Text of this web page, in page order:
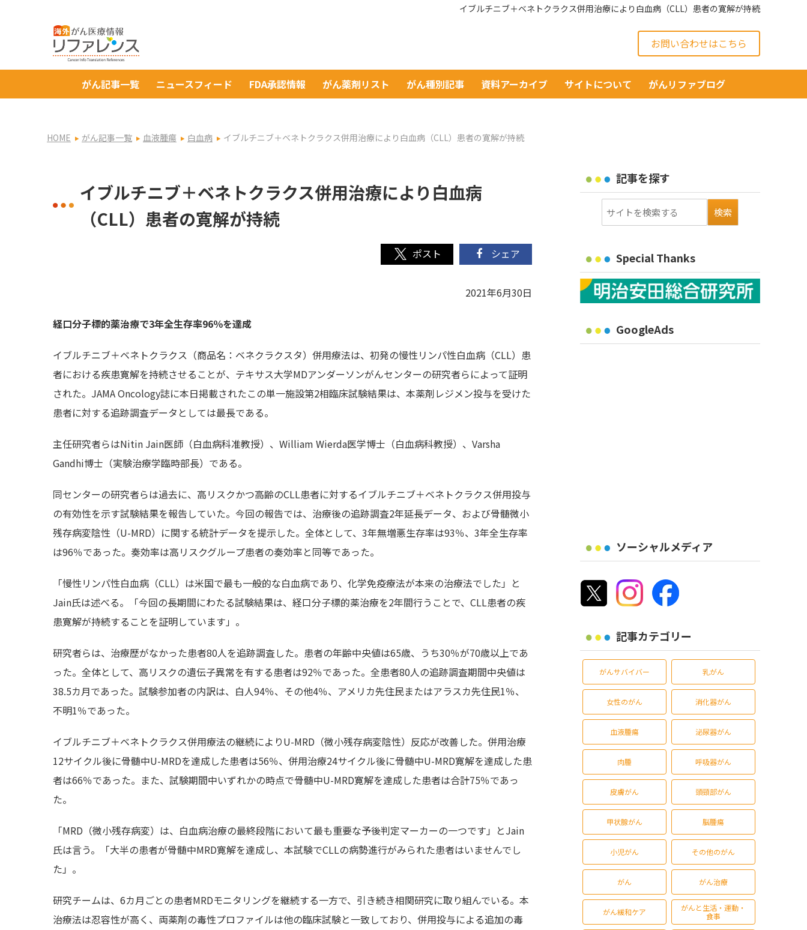
イブルチニブ＋ベネトクラクス併用治療により白血病（CLL）患者の寛解が持続
お問い合わせはこちら
がん記事一覧 ニュースフィード FDA承認情報 がん薬剤リスト がん種別記事 資料アーカイブ サイトについて がんリファブログ
HOME がん記事一覧 血液腫瘍 白血病 イブルチニブ＋ベネトクラクス併用治療により白血病（CLL）患者の寛解が持続
イブルチニブ＋ベネトクラクス併用治療により白血病
（CLL）患者の寛解が持続
シェア
2021年6月30日
経口分子標的薬治療で3年全生存率96％を達成
イブルチニブ＋ベネトクラクス（商品名：ベネクラクスタ）併用療法は、初発の慢性リンパ性白血病（CLL）患
者における疾患寛解を持続させることが、テキサス大学MDアンダーソンがんセンターの研究者らによって証明
された。JAMA Oncology誌に本日掲載されたこの単一施設第2相臨床試験結果は、本薬剤レジメン投与を受けた
患者に対する追跡調査データとしては最長である。
主任研究者らはNitin Jain医師（白血病科准教授）、William Wierda医学博士（白血病科教授）、Varsha
Gandhi博士（実験治療学臨時部長）である。
同センターの研究者らは過去に、高リスクかつ高齢のCLL患者に対するイブルチニブ＋ベネトクラクス併用投与
の有効性を示す試験結果を報告していた。今回の報告では、治療後の追跡調査2年延長データ、および骨髄微小
残存病変陰性（U-MRD）に関する統計データを提示した。全体として、3年無増悪生存率は93％、3年全生存率
は96％であった。奏効率は高リスクグループ患者の奏効率と同等であった。
「慢性リンパ性白血病（CLL）は米国で最も一般的な白血病であり、化学免疫療法が本来の治療法でした」と
Jain氏は述べる。「今回の長期間にわたる試験結果は、経口分子標的薬治療を2年間行うことで、CLL患者の疾
患寛解が持続することを証明しています」。
研究者らは、治療歴がなかった患者80人を追跡調査した。患者の年齢中央値は65歳、うち30％が70歳以上であ
った。全体として、高リスクの遺伝子異常を有する患者は92％であった。全患者80人の追跡調査期間中央値は
38.5カ月であった。試験参加者の内訳は、白人94％、その他4％、アメリカ先住民またはアラスカ先住民1％、
不明1％であった。
イブルチニブ＋ベネトクラクス併用療法の継続によりU-MRD（微小残存病変陰性）反応が改善した。併用治療
12サイクル後に骨髄中U-MRDを達成した患者は56％、併用治療24サイクル後に骨髄中U-MRD寛解を達成した患
者は66％であった。また、試験期間中いずれかの時点で骨髄中U-MRD寛解を達成した患者は合計75％であっ
た。
「MRD（微小残存病変）は、白血病治療の最終段階において最も重要な予後判定マーカーの一つです」とJain
氏は言う。「大半の患者が骨髄中MRD寛解を達成し、本試験でCLLの病勢進行がみられた患者はいませんでし
た」。
研究チームは、6カ月ごとの患者MRDモニタリングを継続する一方で、引き続き相関研究に取り組んでいる。本
治療法は忍容性が高く、両薬剤の毒性プロファイルは他の臨床試験と一致しており、併用投与による追加の毒
記事を探す
Special Thanks
GoogleAds
ソーシャルメディア
記事カテゴリー
がんサバイバー 乳がん
女性のがん 消化器がん
血液腫瘍 泌尿器がん
肉腫 呼吸器がん
皮膚がん 頭頸部がん
甲状腺がん 脳腫瘍
小児がん その他のがん
がん がん治療
がん緩和ケア
がんと生活・運動・
食事